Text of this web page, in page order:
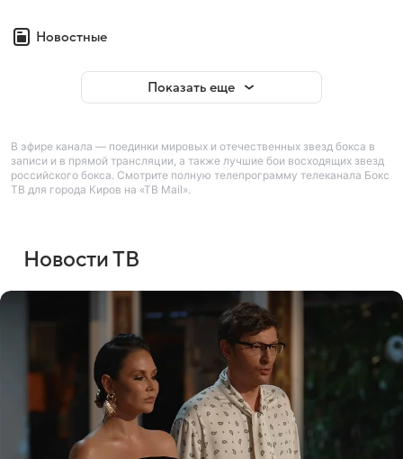
Новостные
Показать еще
В эфире канала — поединки мировых и отечественных звезд бокса в
записи и в прямой трансляции, а также лучшие бои восходящих звезд
российского бокса. Смотрите полную телепрограмму телеканала Бокс
ТВ для города Киров на «ТВ Mail».
Новости ТВ